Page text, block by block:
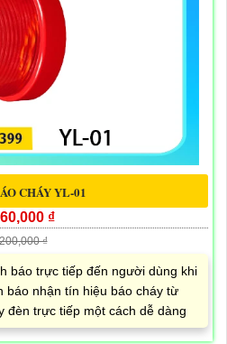
CHÁY YL-01
₫
₫
báo trực tiếp đến người dùng khi
báo nhận tín hiệu báo cháy từ
đèn trực tiếp một cách dễ dàng